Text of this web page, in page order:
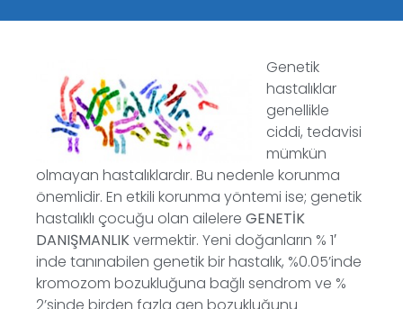
Genetik
hastalıklar
genellikle
ciddi, tedavisi
mümkün
olmayan hastalıklardır. Bu nedenle korunma
önemlidir. En etkili korunma yöntemi ise; genetik
hastalıklı çocuğu olan ailelere GENETİK
DANIŞMANLIKvermektir. Yeni doğanların % 1′
inde tanınabilen genetik bir hastalık, %0.05’inde
kromozom bozukluğuna bağlı sendrom ve %